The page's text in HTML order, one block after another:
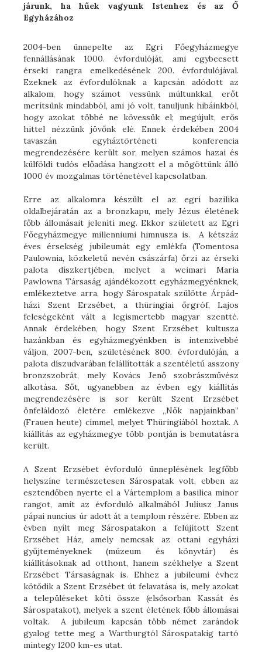
járunk, ha hűek vagyunk Istenhez és az Ő
Egyházához
2004-ben ünnepelte az Egri Főegyházmegye
fennállásának 1000. évfordulóját, ami egybeesett
érseki rangra emelkedésének 200. évfordulójával.
Ezeknek az évfordulóknak a kapcsán adódott az
alkalom, hogy számot vessünk múltunkkal, erőt
merítsünk mindabból, ami jó volt, tanuljunk hibáinkból,
hogy azokat többé ne kövessük el; megújult, erős
hittel nézzünk jövőnk elé. Ennek érdekében 2004
tavaszán egyháztörténeti konferencia
megrendezésére került sor, melyen számos hazai és
külföldi tudós előadása hangzott el a mögöttünk álló
1000 év mozgalmas történetével kapcsolatban.
Erre az alkalomra készült el az egri bazilika
oldalbejáratán az a bronzkapu, mely Jézus életének
főbb állomásait jeleníti meg. Ekkor született az Egri
Főegyházmegye millenniumi himnusza is. A kétszáz
éves érsekség jubileumát egy emlékfa (Tomentosa
Paulownia, közkeletű nevén császárfa) őrzi az érseki
palota díszkertjében, melyet a weimari Maria
Pawlowna Társaság ajándékozott egyházmegyénknek,
emlékeztetve arra, hogy Sárospatak szülötte Árpád-
házi Szent Erzsébet, a thüringiai őrgróf, Lajos
feleségeként vált a legismertebb magyar szentté.
Annak érdekében, hogy Szent Erzsébet kultusza
hazánkban és egyházmegyénkben is intenzívebbé
váljon, 2007-ben, születésének 800. évfordulóján, a
palota díszudvarában felállították a szentéletű asszony
bronzszobrát, mely Kovács Jenő szobrászművész
alkotása. Sőt, ugyanebben az évben egy kiállítás
megrendezésére is sor került Szent Erzsébet
önfeláldozó életére emlékezve „Nők napjainkban”
(Frauen heute) címmel, melyet Thüringiából hoztak. A
kiállítás az egyházmegye több pontján is bemutatásra
került.
A Szent Erzsébet évforduló ünneplésének legfőbb
helyszíne természetesen Sárospatak volt, ebben az
esztendőben nyerte el a Vártemplom a basilica minor
rangot, amit az évforduló alkalmából Juliusz Janus
pápai nuncius úr adott át a templom részére. Ebben az
évben nyílt meg Sárospatakon a felújított Szent
Erzsébet Ház, amely nemcsak az ottani egyházi
gyűjteményeknek (múzeum és könyvtár) és
kiállításoknak ad otthont, hanem székhelye a Szent
Erzsébet Társaságnak is. Ehhez a jubileumi évhez
kötődik a Szent Erzsébet út felavatása is, mely azokat
a településeket köti össze (elsősorban Kassát és
Sárospatakot), melyek a szent életének főbb állomásai
voltak. A jubileum kapcsán több német zarándok
gyalog tette meg a Wartburgtól Sárospatakig tartó
mintegy 1200 km-es utat.